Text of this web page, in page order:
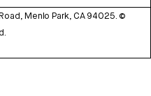
Menlo Park, CA 94025. ©